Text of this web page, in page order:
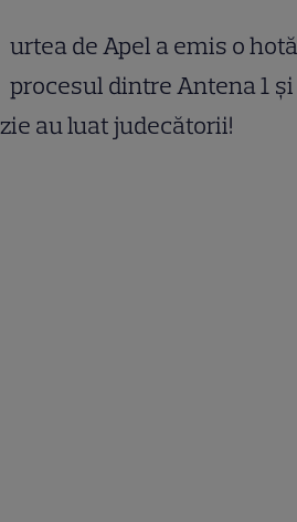
urtea de Apel a emis o
procesul dintre Antena 1
au luat judecătorii!